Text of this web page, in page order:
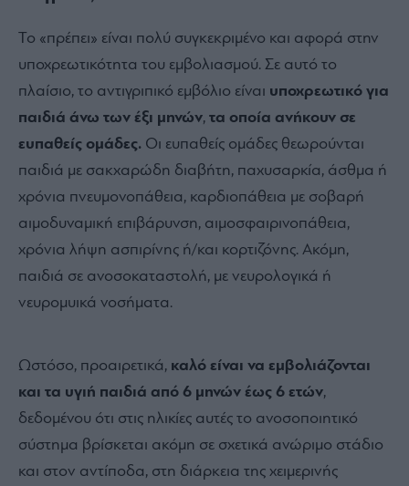
Το «πρέπει» είναι πολύ συγκεκριμένο και αφορά στην
υποχρεωτικότητα του εμβολιασμού. Σε αυτό το
πλαίσιο, το αντιγριπικό εμβόλιο είναι υποχρεωτικό για
παιδιά άνω των έξι μηνών, τα οποία ανήκουν σε
ευπαθείς ομάδες. Οι ευπαθείς ομάδες θεωρούνται
παιδιά με σακχαρώδη διαβήτη, παχυσαρκία, άσθμα ή
χρόνια πνευμονοπάθεια, καρδιοπάθεια με σοβαρή
αιμοδυναμική επιβάρυνση, αιμοσφαιρινοπάθεια,
χρόνια λήψη ασπιρίνης ή/και κορτιζόνης. Ακόμη,
παιδιά σε ανοσοκαταστολή, με νευρολογικά ή
νευρομυικά νοσήματα.
Ωστόσο, προαιρετικά, καλό είναι να εμβολιάζονται
και τα υγιή παιδιά από 6 μηνών έως 6 ετών,
δεδομένου ότι στις ηλικίες αυτές το ανοσοποιητικό
σύστημα βρίσκεται ακόμη σε σχετικά ανώριμο στάδιο
και στον αντίποδα, στη διάρκεια της χειμερινής